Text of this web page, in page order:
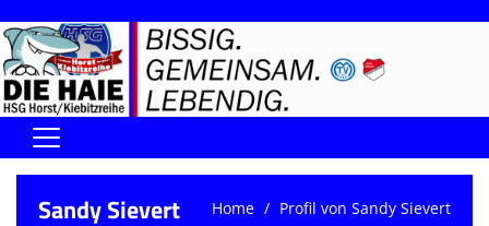
Home
Sandy Sievert Home Profil von Sandy Sievert